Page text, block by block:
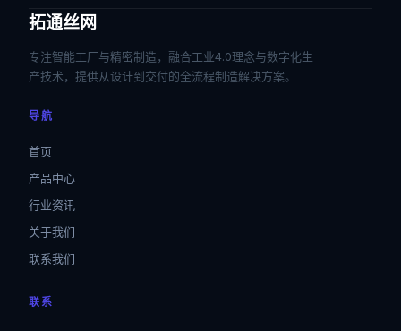
拓通丝网
专注智能工厂与精密制造，融合工业4.0理念与数字化生
产技术，提供从设计到交付的全流程制造解决方案。
导航
首页
产品中心
行业资讯
关于我们
联系我们
联系